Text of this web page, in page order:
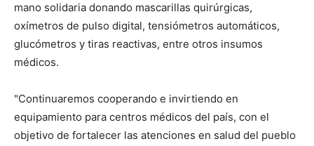
mano solidaria donando mascarillas quirúrgicas,
oxímetros de pulso digital, tensiómetros automáticos,
glucómetros y tiras reactivas, entre otros insumos
médicos.
"Continuaremos cooperando e invirtiendo en
equipamiento para centros médicos del país, con el
objetivo de fortalecer las atenciones en salud del pueblo